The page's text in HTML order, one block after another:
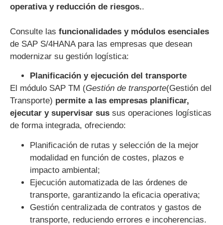
operativa y reducción de riesgos..
Consulte las funcionalidades y módulos esenciales
de SAP S/4HANA para las empresas que desean
modernizar su gestión logística:
Planificación y ejecución del transporte
El módulo SAP TM (Gestión de transporte(Gestión del
Transporte) permite a las empresas planificar,
ejecutar y supervisar sus sus operaciones logísticas
de forma integrada, ofreciendo:
Planificación de rutas y selección de la mejor
modalidad en función de costes, plazos e
impacto ambiental;
Ejecución automatizada de las órdenes de
transporte, garantizando la eficacia operativa;
Gestión centralizada de contratos y gastos de
transporte, reduciendo errores e incoherencias.